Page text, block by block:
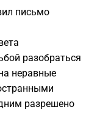
письмо
разобраться
неравные
разрешено